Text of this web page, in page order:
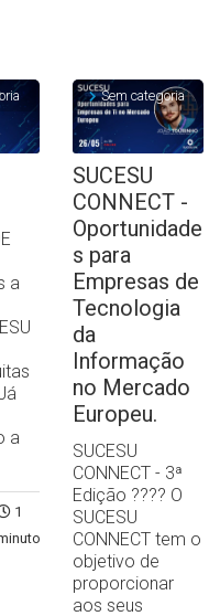
a
a
1
Sem categoria
SUCESU
CONNECT -
Oportunidade
s para
Empresas de
Tecnologia
da
Informação
no Mercado
Europeu.
SUCESU
CONNECT - 3ª
Edição ?‍??‍? O
SUCESU
CONNECT tem o
objetivo de
proporcionar
aos seus